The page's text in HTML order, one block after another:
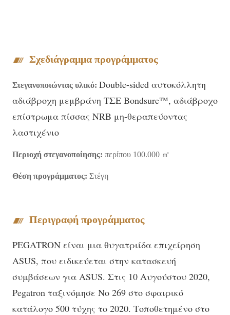
Σχεδιάγραμμα προγράμματος
Στεγανοποιώντας υλικό: Double-sided αυτοκόλλητη
αδιάβροχη μεμβράνη ΤΣΕ Bondsure™, αδιάβροχο
επίστρωμα πίσσας NRB μη-θεραπεύοντας
λαστιχένιο
Περιοχή στεγανοποίησης: περίπου 100.000 ㎡
Θέση προγράμματος: Στέγη
Περιγραφή προγράμματος
PEGATRON είναι μια θυγατριίδα επιχείρηση
ASUS, που ειδικεύεται στην κατασκευή
συμβάσεων για ASUS. Στις 10 Αυγούστου 2020,
Pegatron ταξινόμησε Νο 269 στο σφαιρικό
κατάλογο 500 τύχης το 2020. Τοποθετημένο στο